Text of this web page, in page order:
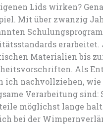
Lids wirken?
Mit über zwanzig
Materialien bis
Als
ich nachvollziehen, wie
Verarbeitung
möglichst lange
bei der